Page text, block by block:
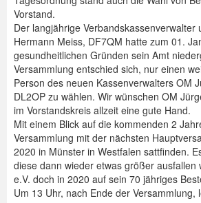
Vorstand.
Der langjährige Verbandskassenverwalter
Hermann Meiss, DF7QM hatte zum 01.
gesundheitlichen Gründen sein Amt
Versammlung entschied sich, nur einen
Person des neuen Kassenverwalters OM
DL2OP zu wählen. Wir wünschen OM
im Vorstandskreis allzeit eine gute Hand.
Mit einem Blick auf die kommenden 2
Versammlung mit der nächsten
2020 in Münster in Westfalen sattfinden.
diese dann wieder etwas größer ausfallen
e.V. doch in 2020 auf sein 70 jähriges
Um 13 Uhr, nach Ende der Versammlung,